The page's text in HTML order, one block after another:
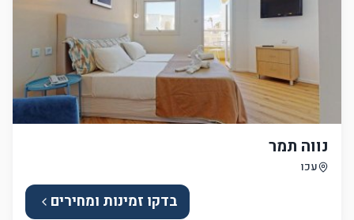
נווה תמר
עכו
בדקו זמינות ומחירים